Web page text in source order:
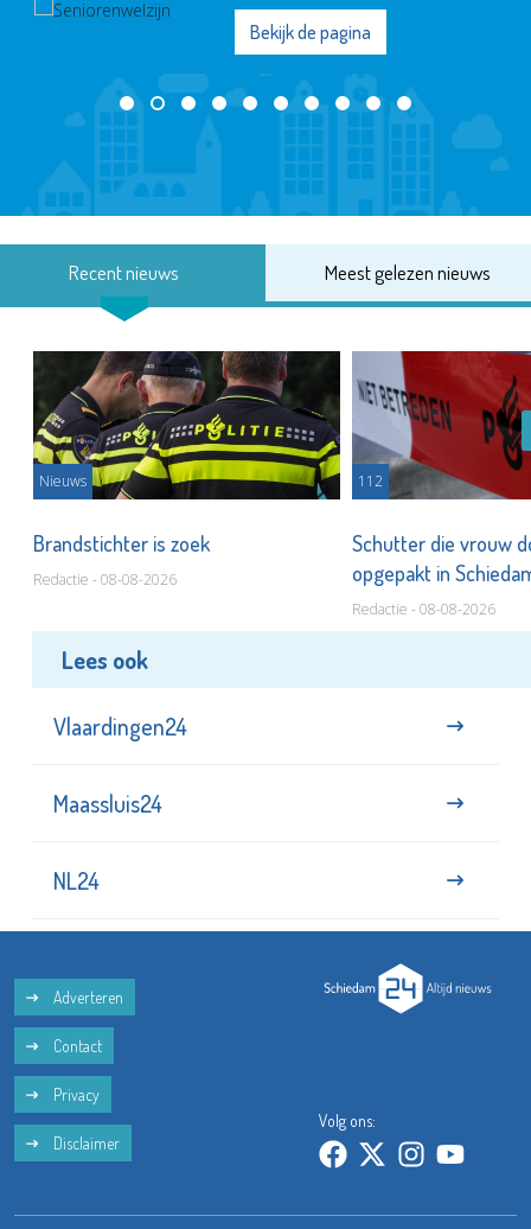
Bekijk de pagina
Recent nieuws Meest gelezen nieuws
Nieuws
Brandstichter is zoek
Redactie - 08-08-2026
112
Schutter die vrouw
opgepakt in
Redactie - 08-08-2026
Lees ook
Vlaardingen24
Maassluis24
NL24
Adverteren
Contact
Privacy
Disclaimer
Volg ons: